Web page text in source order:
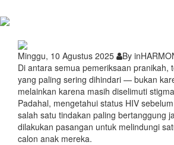
Minggu, 10 Agustus 2025
By
Di antara semua pemeriksaan pranikah,
yang paling sering dihindari — bukan
melainkan karena masih diselimuti
Padahal, mengetahui status HIV
salah satu tindakan paling bertanggung
dilakukan pasangan untuk melindungi
calon anak mereka.